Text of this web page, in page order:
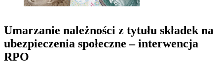
Umarzanie należności z tytułu składek na
ubezpieczenia społeczne – interwencja
RPO